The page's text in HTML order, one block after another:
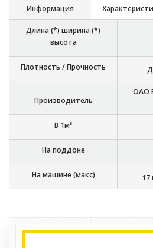
Информация
Длина (*) ширина (*)
высота
Плотность / Прочность
Производитель
ОАО
В 1м³
На поддоне
На машине (макс) 17